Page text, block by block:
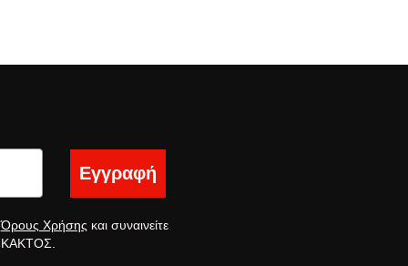
Εγγραφή
Όρους Χρήσης και συναινείτε
ΚΑΚΤΟΣ.